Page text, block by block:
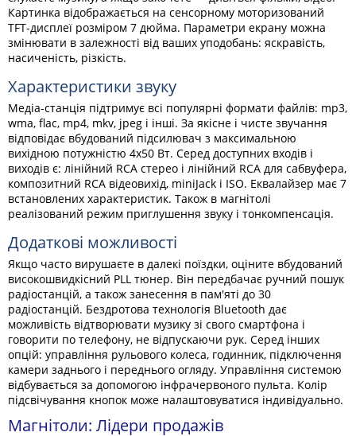
Картинка відображається на сенсорному моторизований
TFT-дисплеї розміром 7 дюйма. Параметри екрану можна
змінювати в залежності від ваших уподобань: яскравість,
насиченість, різкість.
Характеристики звуку
Медіа-станція підтримує всі популярні формати файлів: mp3,
wma, flac, mp4, mkv, jpeg і інші. За якісне і чисте звучання
відповідає вбудований підсилювач з максимальною
вихідною потужністю 4х50 Вт. Серед доступних входів і
виходів є: лінійний RCA стерео і лінійний RCA для сабвуфера,
композитний RCA відеовихід, miniJack і ISO. Еквалайзер має 7
встановлених характеристик. Також в магнітолі
реалізований режим приглушення звуку і тонкомпенсація.
Додаткові можливості
Якщо часто вирушаєте в далекі поїздки, оціните вбудований
високошвидкісний PLL тюнер. Він передбачає ручний пошук
радіостанцій, а також занесення в пам'яті до 30
радіостанцій. Бездротова технологія Bluetooth дає
можливість відтворювати музику зі свого смартфона і
говорити по телефону, не відпускаючи рук. Серед інших
опцій: управління рульового колеса, годинник, підключення
камери заднього і переднього огляду. Управління системою
відбувається за допомогою інфрачервоного пульта. Колір
підсвічування кнопок може налаштовуватися індивідуально.
Магнітоли: Лідери продажів